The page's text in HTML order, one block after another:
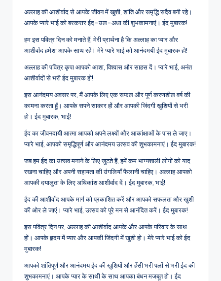
अल्लाह की आशीर्वाद से आपके जीवन में खुशी, शांति और समृद्धि सदैव बनी रहे।
आपके प्यारे भाई को बरकरार ईद-उल-अधा की शुभकामनाएं। ईद मुबारक!
हम इस पवित्र दिन को मनाते हैं, मेरी प्रार्थना है कि अल्लाह का प्यार और
आशीर्वाद हमेशा आपके साथ रहें। मेरे प्यारे भाई को आनंदमयी ईद मुबारक हो!
अल्लाह की पवित्र कृपा आपको आशा, विश्वास और साहस दें। प्यारे भाई, अनंत
आशीर्वादों से भरी ईद मुबारक हो!
इस आनंदमय अवसर पर, मैं आपके लिए एक सफल और पूर्ण करणशील वर्ष की
कामना करता हूँ। आपके सपने साकार हों और आपकी जिंदगी खुशियों से भरी
हो। ईद मुबारक, भाई!
ईद का जीवनदायी आत्मा आपको अपने लक्ष्यों और आकांक्षाओं के पास ले जाए।
प्यारे भाई, आपको समृद्धिपूर्ण और आनंदमय उत्सव की शुभकामनाएं। ईद मुबारक!
जब हम ईद का उत्सव मनाने के लिए जुटते हैं, हमें कम भाग्यशाली लोगों को याद
रखना चाहिए और अपनी सहायता की उंगलियाँ फैलानी चाहिए। अल्लाह आपको
आपकी दयालुता के लिए अधिकांश आशीर्वाद दें। ईद मुबारक, भाई!
ईद की आशीर्वाद आपके मार्ग को प्रकाशित करें और आपको सफलता और खुशी
की ओर ले जाएं। प्यारे भाई, उत्सव को पूरे मन से आनंदित करें। ईद मुबारक!
इस पवित्र दिन पर, अल्लाह की आशीर्वाद आपके और आपके परिवार के साथ
हों। आपके हृदय में प्यार और आपकी जिंदगी में खुशी हो। मेरे प्यारे भाई को ईद
मुबारक!
आपको शांतिपूर्ण और आनंदमय ईद की खुशियों और हँसी भरी पलों से भरी ईद की
शुभकामनाएं। आपके प्यार के साथी के साथ आपका बंधन मजबूत हो। ईद